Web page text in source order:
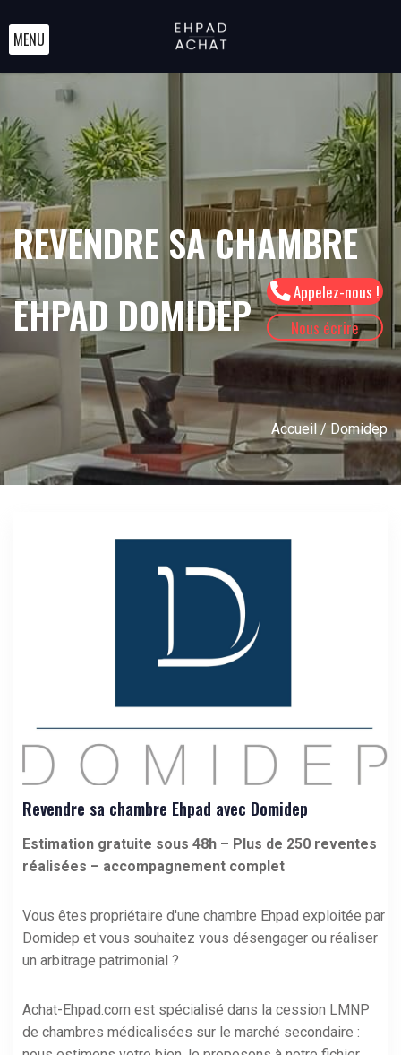
Appelez-nous !
Nous écrire
MENU
REVENDRE SA CHAMBRE
EHPAD DOMIDEP
Accueil/ Domidep
Revendre sa chambre Ehpad avec Domidep
Estimation gratuite sous 48h – Plus de 250 reventes
réalisées – accompagnement complet
Vous êtes propriétaire d'une chambre Ehpad exploitée par
Domidep et vous souhaitez vous désengager ou réaliser
un arbitrage patrimonial ?
Achat-Ehpad.com est spécialisé dans la cession LMNP
de chambres médicalisées sur le marché secondaire :